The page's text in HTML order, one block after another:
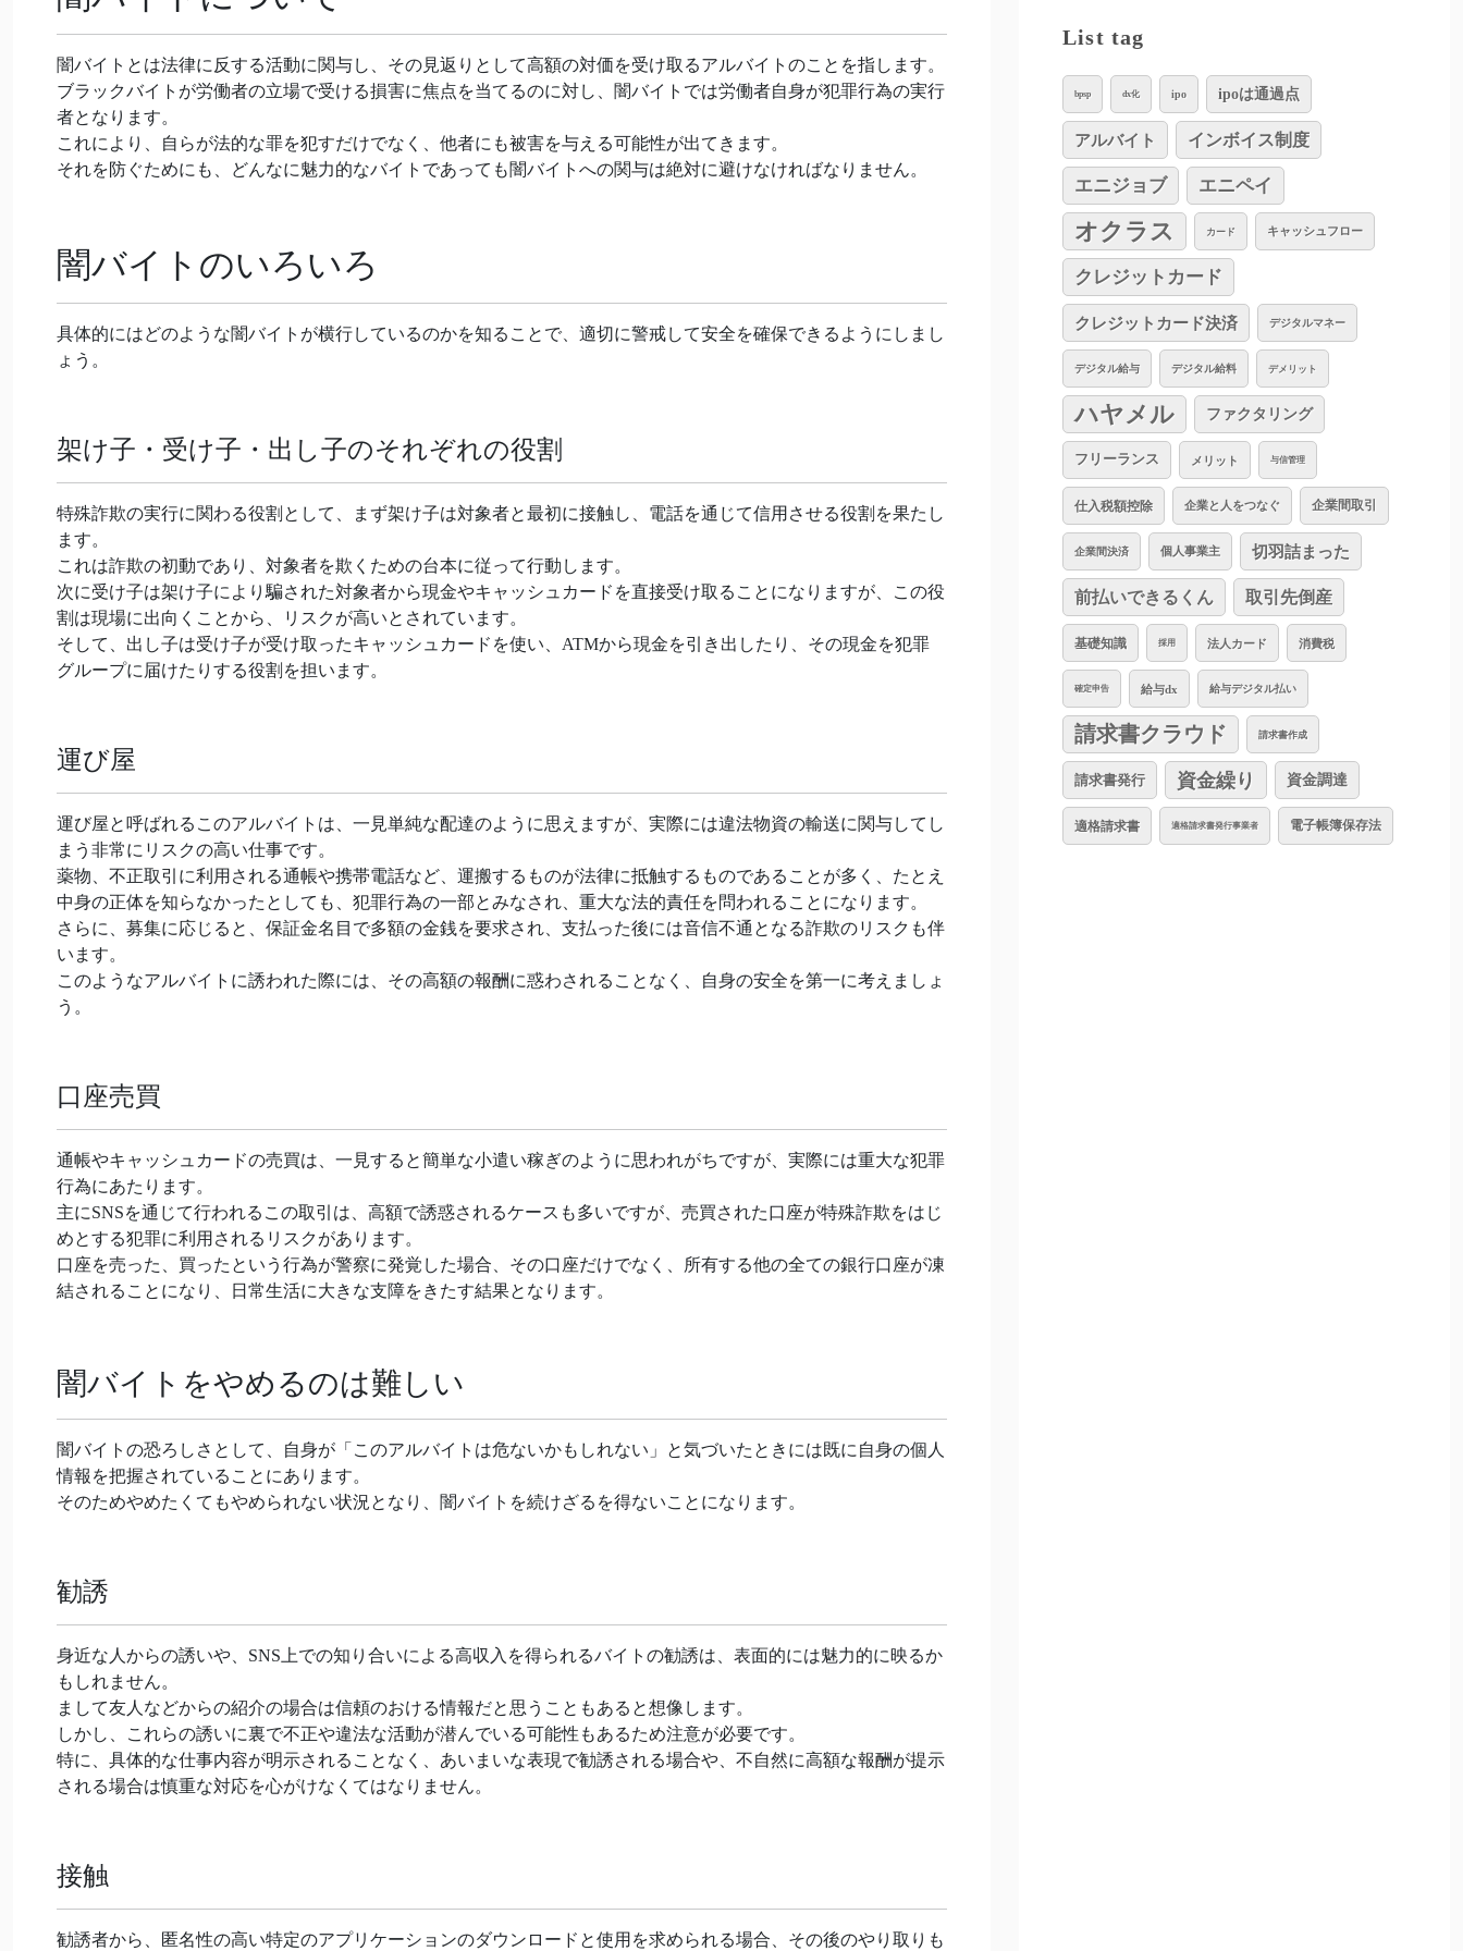
闇バイトとは法律に反する活動に関与し、その見返りとして高額の対価を受け取るアルバイトのことを指します。
ブラックバイトが労働者の立場で受ける損害に焦点を当てるのに対し、闇バイトでは労働者自身が犯罪行為の実行
者となります。
これにより、自らが法的な罪を犯すだけでなく、他者にも被害を与える可能性が出てきます。
それを防ぐためにも、どんなに魅力的なバイトであっても闇バイトへの関与は絶対に避けなければなりません。
闇バイトのいろいろ
具体的にはどのような闇バイトが横行しているのかを知ることで、適切に警戒して安全を確保できるようにしまし
ょう。
架け子・受け子・出し子のそれぞれの役割
特殊詐欺の実行に関わる役割として、まず架け子は対象者と最初に接触し、電話を通じて信用させる役割を果たし
ます。
これは詐欺の初動であり、対象者を欺くための台本に従って行動します。
次に受け子は架け子により騙された対象者から現金やキャッシュカードを直接受け取ることになりますが、この役
割は現場に出向くことから、リスクが高いとされています。
そして、出し子は受け子が受け取ったキャッシュカードを使い、ATMから現金を引き出したり、その現金を犯罪
グループに届けたりする役割を担います。
運び屋
運び屋と呼ばれるこのアルバイトは、一見単純な配達のように思えますが、実際には違法物資の輸送に関与してし
まう非常にリスクの高い仕事です。
薬物、不正取引に利用される通帳や携帯電話など、運搬するものが法律に抵触するものであることが多く、たとえ
中身の正体を知らなかったとしても、犯罪行為の一部とみなされ、重大な法的責任を問われることになります。
さらに、募集に応じると、保証金名目で多額の金銭を要求され、支払った後には音信不通となる詐欺のリスクも伴
います。
このようなアルバイトに誘われた際には、その高額の報酬に惑わされることなく、自身の安全を第一に考えましょ
う。
口座売買
通帳やキャッシュカードの売買は、一見すると簡単な小遣い稼ぎのように思われがちですが、実際には重大な犯罪
行為にあたります。
主にSNSを通じて行われるこの取引は、高額で誘惑されるケースも多いですが、売買された口座が特殊詐欺をはじ
めとする犯罪に利用されるリスクがあります。
口座を売った、買ったという行為が警察に発覚した場合、その口座だけでなく、所有する他の全ての銀行口座が凍
結されることになり、日常生活に大きな支障をきたす結果となります。
闇バイトをやめるのは難しい
闇バイトの恐ろしさとして、自身が「このアルバイトは危ないかもしれない」と気づいたときには既に自身の個人
情報を把握されていることにあります。
そのためやめたくてもやめられない状況となり、闇バイトを続けざるを得ないことになります。
勧誘
身近な人からの誘いや、SNS上での知り合いによる高収入を得られるバイトの勧誘は、表面的には魅力的に映るか
もしれません。
まして友人などからの紹介の場合は信頼のおける情報だと思うこともあると想像します。
しかし、これらの誘いに裏で不正や違法な活動が潜んでいる可能性もあるため注意が必要です。
特に、具体的な仕事内容が明示されることなく、あいまいな表現で勧誘される場合や、不自然に高額な報酬が提示
される場合は慎重な対応を心がけなくてはなりません。
接触
勧誘者から、匿名性の高い特定のアプリケーションのダウンロードと使用を求められる場合、その後のやり取りも
List tag
bpsp dx化 ipo ipoは通過点
アルバイト インボイス制度
エニジョブ エニペイ
オクラス カード キャッシュフロー
クレジットカード
クレジットカード決済 デジタルマネー
デジタル給与 デジタル給料 デメリット
ハヤメル ファクタリング
フリーランス メリット 与信管理
仕入税額控除 企業と人をつなぐ 企業間取引
企業間決済 個人事業主 切羽詰まった
前払いできるくん 取引先倒産
基礎知識 採用 法人カード 消費税
確定申告 給与dx 給与デジタル払い
請求書クラウド 請求書作成
請求書発行 資金繰り 資金調達
適格請求書 適格請求書発行事業者 電子帳簿保存法